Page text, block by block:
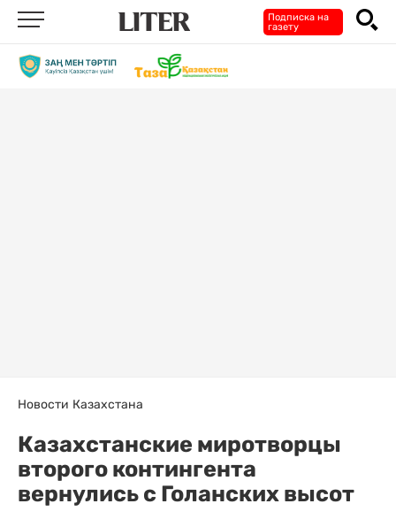
Подписка на
газету
Новости Казахстана
Казахстанские миротворцы
второго контингента
вернулись с Голанских высот